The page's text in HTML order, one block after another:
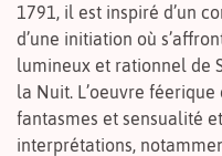
1791, il est inspiré d’un
d’une initiation où
lumineux et rationnel de
la Nuit. L’oeuvre
fantasmes et sensualité
interprétations,